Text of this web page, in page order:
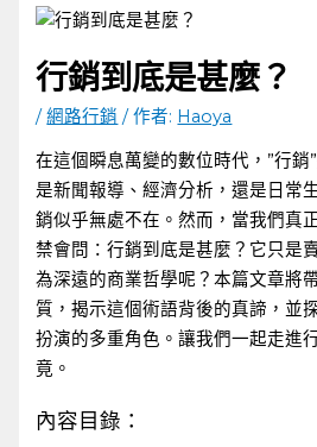
行銷到底是甚麼？
/網路行銷 / 作者: Haoya
在這個瞬息萬變的數位時代，”行銷
是新聞報導、經濟分析，還是日常
銷似乎無處不在。然而，當我們真
禁會問：行銷到底是甚麼？它只是
為深遠的商業哲學呢？本篇文章將
質，揭示這個術語背後的真諦，並
扮演的多重角色。讓我們一起走進
竟。
內容目錄：